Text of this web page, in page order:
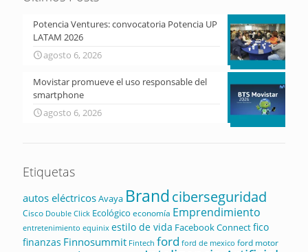
Potencia Ventures: convocatoria Potencia UP
LATAM 2026
agosto 6, 2026
Movistar promueve el uso responsable del
smartphone
agosto 6, 2026
Etiquetas
autos eléctricosAvaya Brandciberseguridad
Cisco Double Click Ecológico economía Emprendimiento
entretenimiento equinix estilo de vida Facebook Connectfico
finanzas Finnosummit Fintech ford ford de mexico ford motor